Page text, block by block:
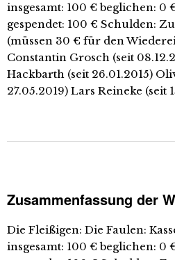
insgesamt: 100 € beglichen: 0
gespendet: 100 € Schulden:
(müssen 30 € für den
Constantin Grosch (seit
Hackbarth (seit 26.01.2015)
27.05.2019) Lars Reineke (seit
Zusammenfassung der
Die Fleißigen: Die Faulen:
insgesamt: 100 € beglichen: 0